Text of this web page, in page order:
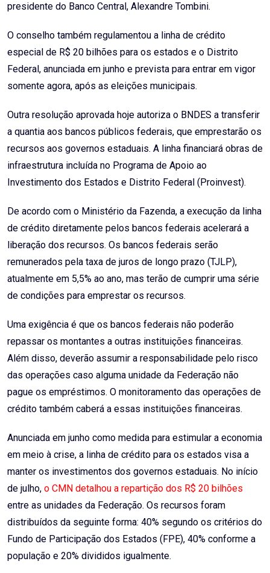
presidente do Banco Central, Alexandre Tombini.
O conselho também regulamentou a linha de crédito
especial de R$ 20 bilhões para os estados e o Distrito
Federal, anunciada em junho e prevista para entrar em vigor
somente agora, após as eleições municipais.
Outra resolução aprovada hoje autoriza o BNDES a transferir
a quantia aos bancos públicos federais, que emprestarão os
recursos aos governos estaduais. A linha financiará obras de
infraestrutura incluída no Programa de Apoio ao
Investimento dos Estados e Distrito Federal (Proinvest).
De acordo com o Ministério da Fazenda, a execução da linha
de crédito diretamente pelos bancos federais acelerará a
liberação dos recursos. Os bancos federais serão
remunerados pela taxa de juros de longo prazo (TJLP),
atualmente em 5,5% ao ano, mas terão de cumprir uma série
de condições para emprestar os recursos.
Uma exigência é que os bancos federais não poderão
repassar os montantes a outras instituições financeiras.
Além disso, deverão assumir a responsabilidade pelo risco
das operações caso alguma unidade da Federação não
pague os empréstimos. O monitoramento das operações de
crédito também caberá a essas instituições financeiras.
Anunciada em junho como medida para estimular a economia
em meio à crise, a linha de crédito para os estados visa a
manter os investimentos dos governos estaduais. No início
de julho, o CMN detalhou a repartição dos R$ 20 bilhões
entre as unidades da Federação. Os recursos foram
distribuídos da seguinte forma: 40% segundo os critérios do
Fundo de Participação dos Estados (FPE), 40% conforme a
população e 20% divididos igualmente.